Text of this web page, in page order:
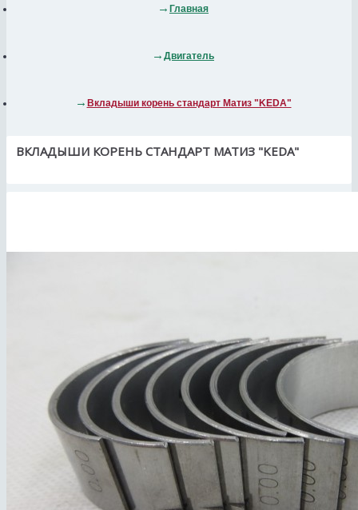
Главная
Двигатель
Вкладыши корень стандарт Матиз "KEDA"
ВКЛАДЫШИ КОРЕНЬ СТАНДАРТ МАТИЗ "KEDA"